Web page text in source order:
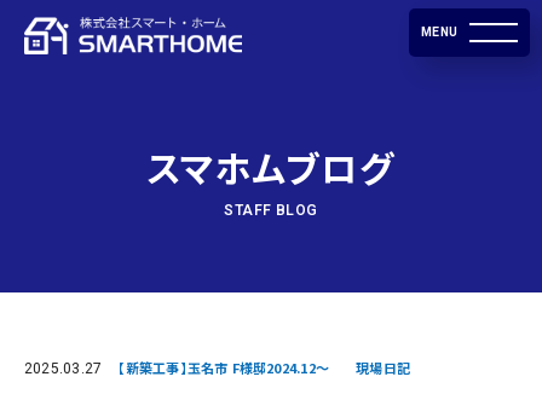
MENU
スマホムブログ
STAFF BLOG
2025.03.27 【新築工事】玉名市 F様邸2024.12～ 現場日記